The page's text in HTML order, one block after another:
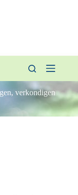
verkondigen